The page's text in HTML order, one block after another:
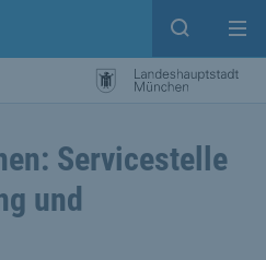
Suche
Servicestelle
und